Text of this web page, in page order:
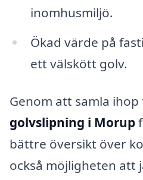
inomhusmiljö.
Ökad värde på
ett välskött golv.
Genom att samla
golvslipning i Morup
bättre översikt över
också möjligheten att